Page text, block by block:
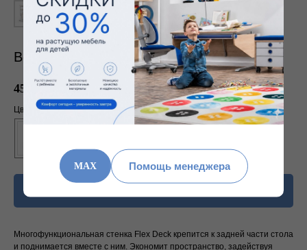
MAX Помощь менеджера
Вертикальная полка Flex Deck для Winner
45 428 ₽ 64 896 ₽
Цвет
Многофункциональная стенка Flex Deck крепится к задней части стола
и поднимается вместе с ним. Экономит пространство, задействуя